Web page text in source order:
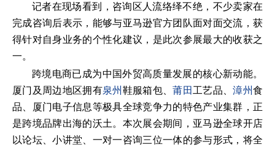
记者在现场看到，咨询区人流络绎不绝，不少卖家在
完成咨询后表示，能够与亚马逊官方团队面对面交流，获
得针对自身业务的个性化建议，是此次参展最大的收获之
一。
跨境电商已成为中国外贸高质量发展的核心新动能。
厦门及周边地区拥有泉州 鞋服箱包、莆田 工艺品、漳州食
品、厦门电子信息等极具全球竞争力的特色产业集群，正
是跨境品牌出海的沃土。本次展会期间，亚马逊全球开店
以论坛、小讲堂、一对一咨询三位一体的参与形式，将全